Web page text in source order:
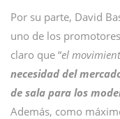
Por su parte, David
uno de los
claro que “el
necesidad del
de sala para los
Además, como